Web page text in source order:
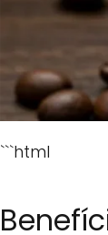
```html